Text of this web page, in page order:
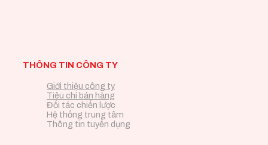
THÔNG TIN CÔNG TY
Giới thiệu công ty
Tiêu chí bán hàng
Đối tác chiến lược
Hệ thống trung tâm
Thông tin tuyển dụng